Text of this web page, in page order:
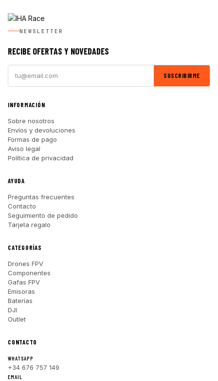
NEWSLETTER
RECIBE OFERTAS Y NOVEDADES
SUSCRIBIRME
INFORMACIÓN
Sobre nosotros
Envíos y devoluciones
Formas de pago
Aviso legal
Política de privacidad
AYUDA
Preguntas frecuentes
Contacto
Seguimiento de pedido
Tarjeta regalo
CATEGORÍAS
Drones FPV
Componentes
Gafas FPV
Emisoras
Baterías
DJI
Outlet
CONTACTO
WHATSAPP
+34 676 757 149
EMAIL